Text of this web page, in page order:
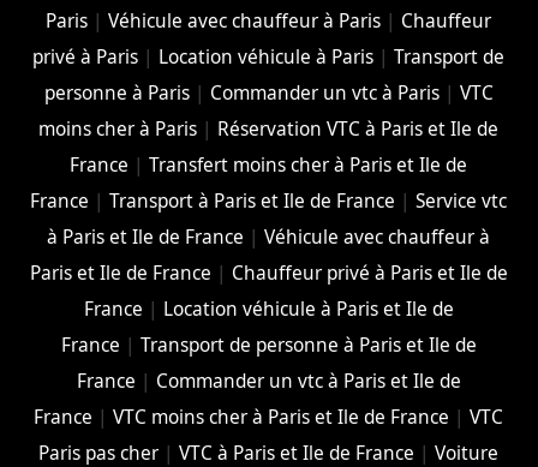
Paris |Véhicule avec chauffeur à Paris | Chauffeur
privé à Paris | Location véhicule à Paris |Transport de
personne à Paris| Commander un vtc à Paris| VTC
moins cher à Paris | Réservation VTC à Paris et Ile de
France |Transfert moins cher à Paris et Ile de
France |Transport à Paris et Ile de France |Service vtc
à Paris et Ile de France |Véhicule avec chauffeur à
Paris et Ile de France | Chauffeur privé à Paris et Ile de
France | Location véhicule à Paris et Ile de
France | Transport de personne à Paris et Ile de
France | Commander un vtc à Paris et Ile de
France |VTC moins cher à Paris et Ile de France |VTC
Paris pas cher |VTC à Paris et Ile de France |Voiture